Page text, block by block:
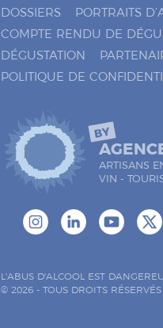
DOSSIERS PORTRAITS
COMPTE RENDU DE
DÉGUSTATION
POLITIQUE DE
BY
ARTISANS
VIN -
L'ABUS D'ALCOOL EST
© 2026 - TOUS DROITS RÉSERVÉS